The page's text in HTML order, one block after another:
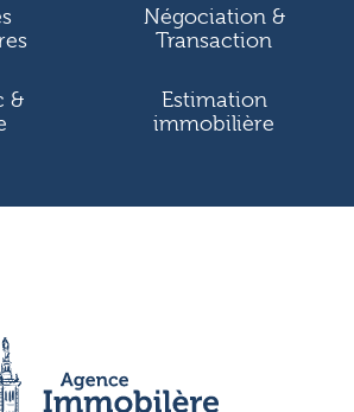
Négociation &
Transaction
&
Estimation
immobilière